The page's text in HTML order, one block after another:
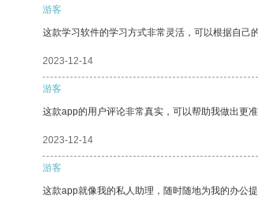
游客
这款学习软件的学习方式非常灵活，可以根据自己
2023-12-14
游客
这款app的用户评论非常真实，可以帮助我做出更准
2023-12-14
游客
这款app就像我的私人助理，随时随地为我的办公提